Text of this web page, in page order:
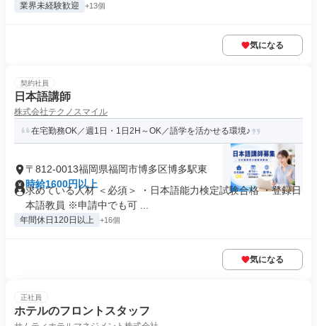
業界未経験歓迎 +13個
気になる
契約社員
日本語講師
株式会社テクノスマイル
在宅勤務OK／週1日・1日2H～OK／語学を活かせる環境♪
〒812-0013福岡県福岡市博多区博多駅東
時給1600円以上
求めている人材 ＜必須＞ ・日本語能力検定試験合格 ・登録日
本語教員 ※申請中でも可 ...
年間休日120日以上 +16個
気になる
正社員
ホテルのフロントスタッフ